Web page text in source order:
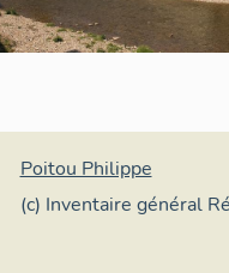
Poitou Philippe
(c) Inventaire général